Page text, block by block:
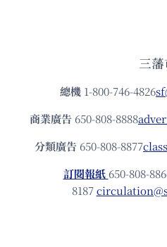
三
總機 1-800-746-4826
商業廣告 650-808-8888
分類廣告 650-808-8877
訂閱報紙 650-808-
8187